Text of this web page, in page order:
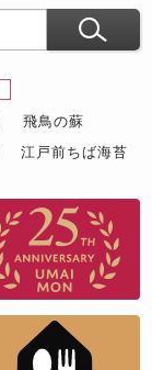
飛鳥の蘇
江戸前ちば海苔